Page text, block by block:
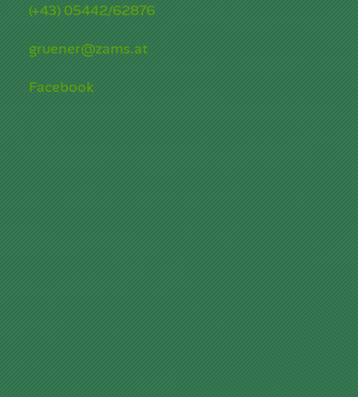
(+43) 05442/62876
gruener@zams.at
Facebook